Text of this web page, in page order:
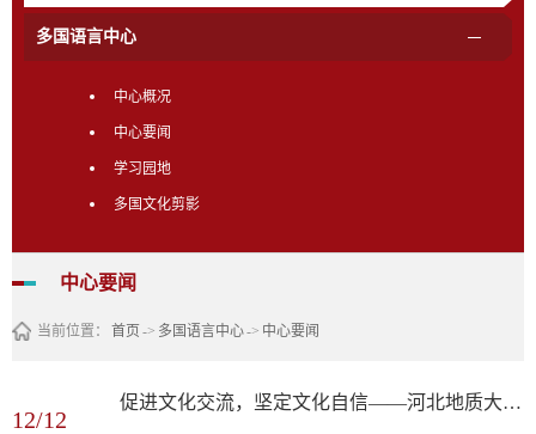
多国语言中心
中心概况
中心要闻
学习园地
多国文化剪影
中心要闻
当前位置： 首页 -> 多国语言中心-> 中心要闻
12/12
促进文化交流，坚定文化自信——河北地质大学“多国语言文化中心”挂牌成立